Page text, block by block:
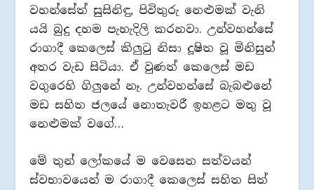
වහන්සේත් සුසිනිඳු, පිවිතුරු නෙළුමක් වැනි
යයි බුදු දහම පැහැදිලි කරනවා. උන්වහන්සේ
රාගාදී කෙලෙස් කිලුටු නිසා දූෂිත වූ මිනිසුන්
අතර වැඩ සිටියා. ඒ වුණත් කෙලෙස් මඩ
වගුරෙහි ගිලුනේ නෑ. උන්වහන්සේ බැබළුනේ
මඩ සහිත ජලයේ නොතැවරී ඉහළට මතු වූ
නෙළුමක් වගේ…
මේ තුන් ලෝකයේ ම වෙසෙන සත්වයන්
ස්වභාවයෙන් ම රාගාදී කෙලෙස් සහිත සිත්